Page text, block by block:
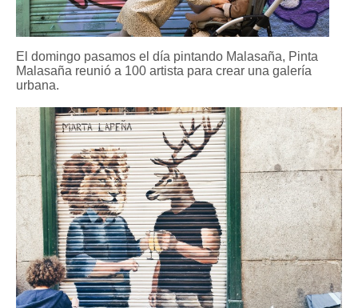
El domingo pasamos el día pintando Malasaña, Pinta
Malasaña reunió a 100 artista para crear una galería
urbana.